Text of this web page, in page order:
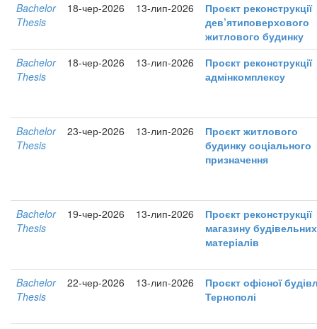
Bachelor
Thesis
18-чер-2026 13-лип-2026
Проєкт реконструкції
дев’ятиповерхового
житлового будинку
Bachelor
Thesis
18-чер-2026 13-лип-2026
Проєкт реконструкції
адмінкомплексу
Bachelor
Thesis
23-чер-2026 13-лип-2026
Проєкт житлового
будинку соціального
призначення
Bachelor
Thesis
19-чер-2026 13-лип-2026
Проєкт реконструкції
магазину будівельних
матеріалів
Bachelor
Thesis
22-чер-2026 13-лип-2026
Проєкт офісної
Тернополі